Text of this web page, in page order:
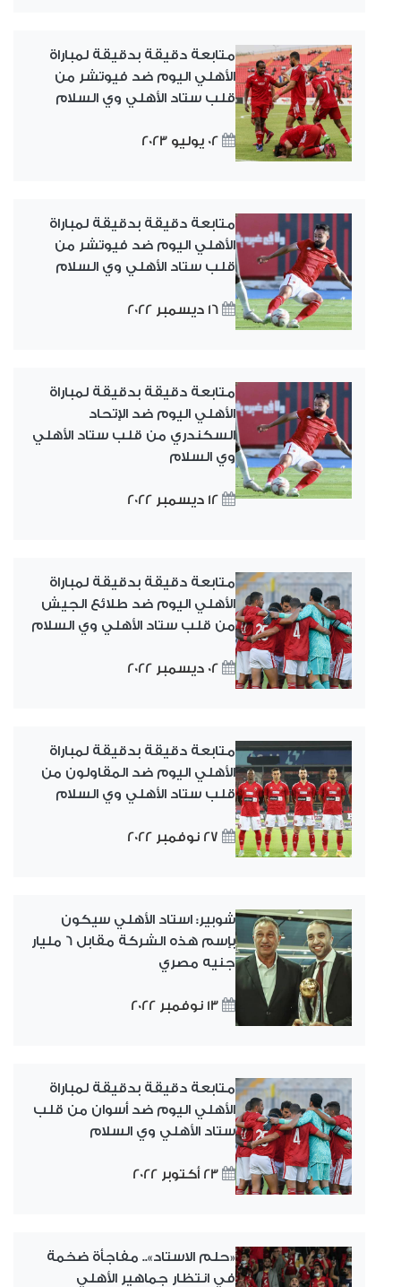
متابعة دقيقة بدقيقة لمباراة
الأهلي اليوم ضد فيوتشر من
قلب ستاد الأهلي وي السلام
02 يوليو 2023
متابعة دقيقة بدقيقة لمباراة
الأهلي اليوم ضد فيوتشر من
قلب ستاد الأهلي وي السلام
16 ديسمبر 2022
متابعة دقيقة بدقيقة لمباراة
الأهلي اليوم ضد الإتحاد
السكندري من قلب ستاد الأهلي
وي السلام
12 ديسمبر 2022
متابعة دقيقة بدقيقة لمباراة
الأهلي اليوم ضد طلائع الجيش
من قلب ستاد الأهلي وي السلام
02 ديسمبر 2022
متابعة دقيقة بدقيقة لمباراة
الأهلي اليوم ضد المقاولون من
قلب ستاد الأهلي وي السلام
27 نوفمبر 2022
شوبير: استاد الأهلي سيكون
بإسم هذه الشركة مقابل 6 مليار
جنيه مصري
13 نوفمبر 2022
متابعة دقيقة بدقيقة لمباراة
الأهلي اليوم ضد أسوان من قلب
ستاد الأهلي وي السلام
23 أكتوبر 2022
«حلم الاستاد».. مفاجأة ضخمة
في انتظار جماهير الأهلي